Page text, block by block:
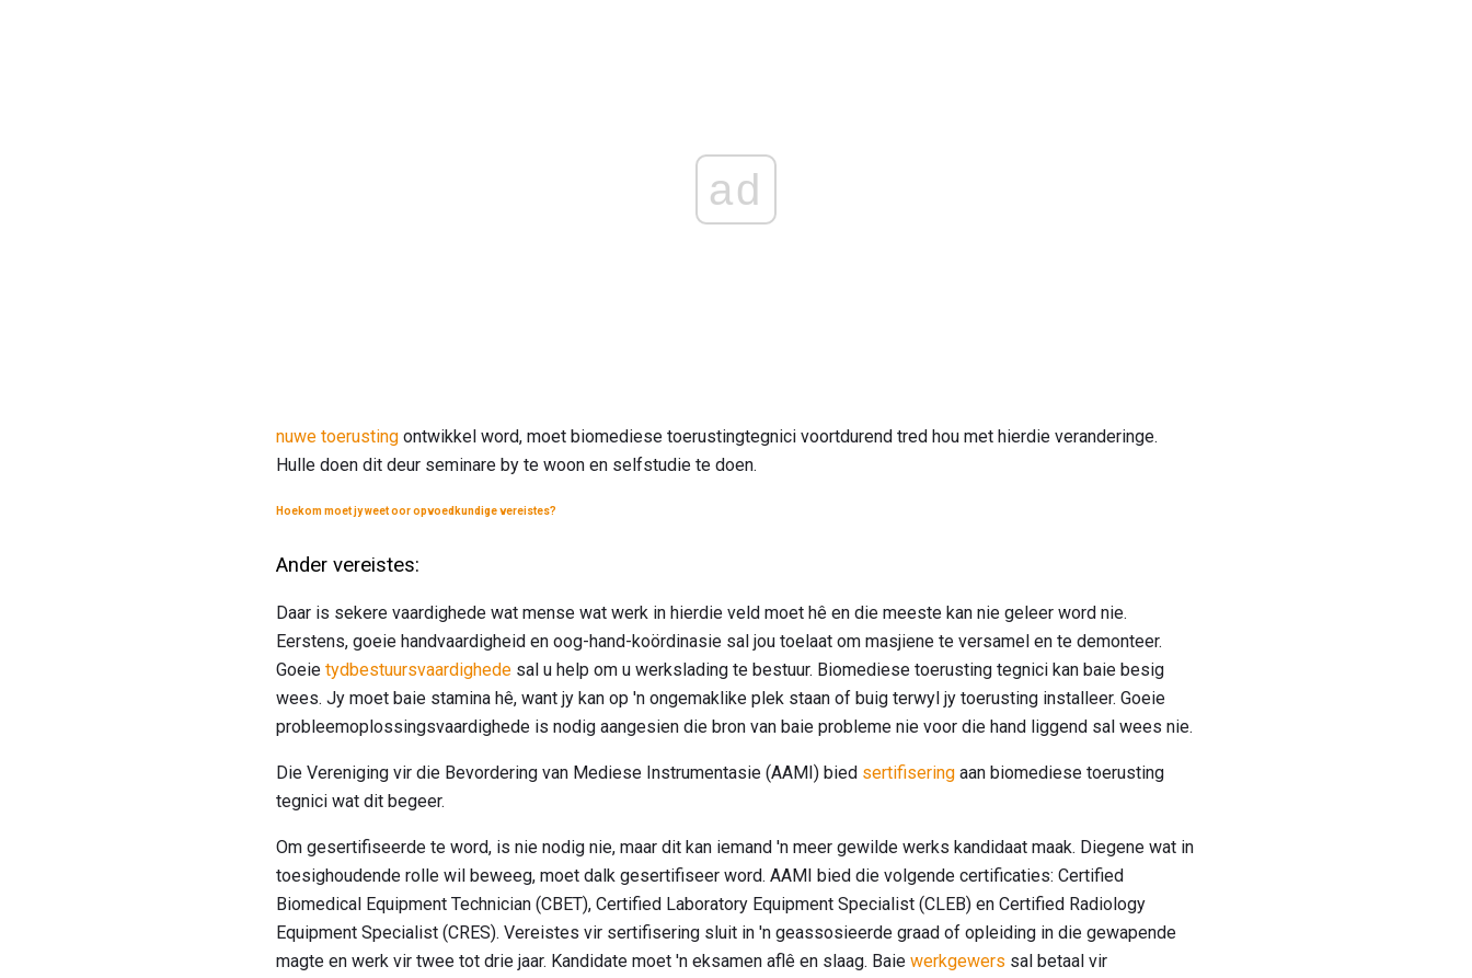
ad
nuwe toerusting ontwikkel word, moet biomediese toerustingtegnici voortdurend tred hou met hierdie veranderinge.
Hulle doen dit deur seminare by te woon en selfstudie te doen.
Hoekom moet jy weet oor opvoedkundige vereistes?
Ander vereistes:
Daar is sekere vaardighede wat mense wat werk in hierdie veld moet hê en die meeste kan nie geleer word nie.
Eerstens, goeie handvaardigheid en oog-hand-koördinasie sal jou toelaat om masjiene te versamel en te demonteer.
Goeie tydbestuursvaardighede sal u help om u werkslading te bestuur. Biomediese toerusting tegnici kan baie besig
wees. Jy moet baie stamina hê, want jy kan op 'n ongemaklike plek staan ​​of buig terwyl jy toerusting installeer. Goeie
probleemoplossingsvaardighede is nodig aangesien die bron van baie probleme nie voor die hand liggend sal wees nie.
Die Vereniging vir die Bevordering van Mediese Instrumentasie (AAMI) bied sertifisering aan biomediese toerusting
tegnici wat dit begeer.
Om gesertifiseerde te word, is nie nodig nie, maar dit kan iemand 'n meer gewilde werks kandidaat maak. Diegene wat in
toesighoudende rolle wil beweeg, moet dalk gesertifiseer word. AAMI bied die volgende certificaties: Certified
Biomedical Equipment Technician (CBET), Certified Laboratory Equipment Specialist (CLEB) en Certified Radiology
Equipment Specialist (CRES). Vereistes vir sertifisering sluit in 'n geassosieerde graad of opleiding in die gewapende
magte en werk vir twee tot drie jaar. Kandidate moet 'n eksamen aflê en slaag. Baie werkgewers sal betaal vir